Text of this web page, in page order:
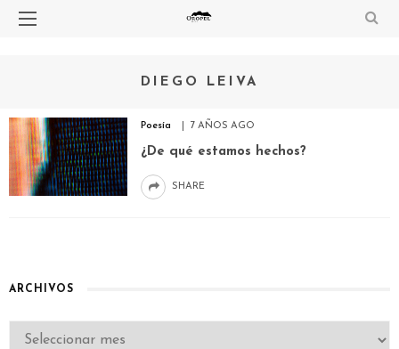
DIEGO LEIVA
Poesía 7 AÑOS AGO
¿De qué estamos hechos?
SHARE
ARCHIVOS